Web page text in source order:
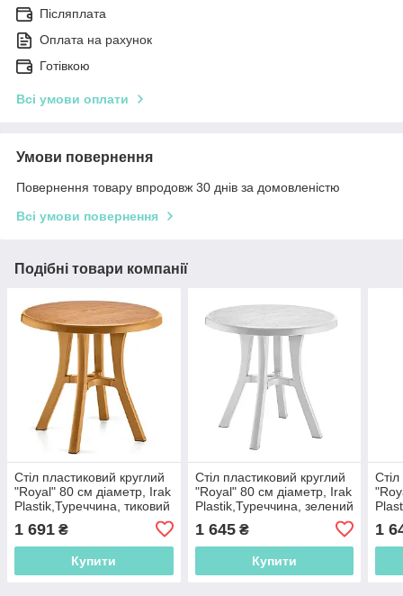
Післяплата
Оплата на рахунок
Готівкою
Всі умови оплати
Умови повернення
Повернення товару впродовж 30 днів за домовленістю
Всі умови повернення
Подібні товари компанії
Стіл пластиковий круглий
"Royal" 80 см діаметр, Irak
Plastik,Туреччина, тиковий
1 691 ₴
Купити
Стіл пластиковий круглий
"Royal" 80 см діаметр, Irak
Plastik,Туреччина, зелений
1 645₴
Купити
1